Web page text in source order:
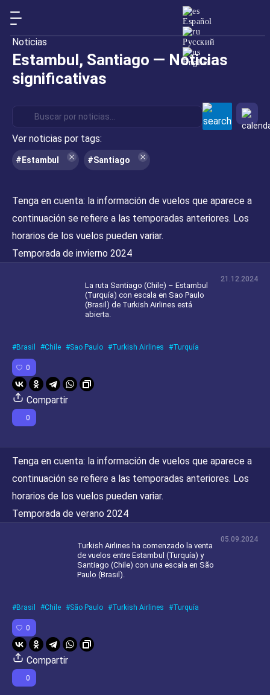
Español
Русский
English
Noticias
Estambul, Santiago — Noticias
significativas
Ver noticias por tags:
#Estambul #Santiago
Tenga en cuenta: la información de vuelos que aparece a
continuación se refiere a las temporadas anteriores. Los
horarios de los vuelos pueden variar.
Temporada de invierno 2024
21.12.2024
La ruta Santiago (Chile) – Estambul
(Turquía) con escala en Sao Paulo
(Brasil) de Turkish Airlines está
abierta.
Brasil Chile Sao Paulo Turkish Airlines Turquía
0
Compartir
0
Tenga en cuenta: la información de vuelos que aparece a
continuación se refiere a las temporadas anteriores. Los
horarios de los vuelos pueden variar.
Temporada de verano 2024
05.09.2024
Turkish Airlines ha comenzado la venta
de vuelos entre Estambul (Turquía) y
Santiago (Chile) con una escala en São
Paulo (Brasil).
Brasil Chile São Paulo Turkish Airlines Turquía
0
Compartir
0